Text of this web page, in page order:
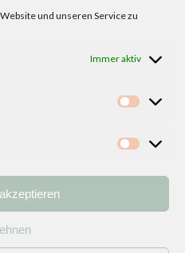
und unseren Service zu
Immer aktiv